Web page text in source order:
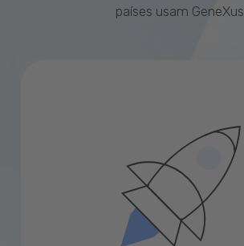
países usam GeneXus